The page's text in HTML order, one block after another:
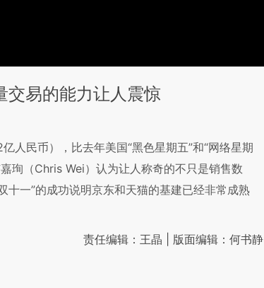
交易的能力让人震惊
人民币），比去年美国“黑色星期五”和“网络星期
珣（Chris Wei）认为让人称奇的不只是销售数
十一”的成功说明京东和天猫的基建已经非常成熟
责任编辑：王晶 | 版面编辑：何书静